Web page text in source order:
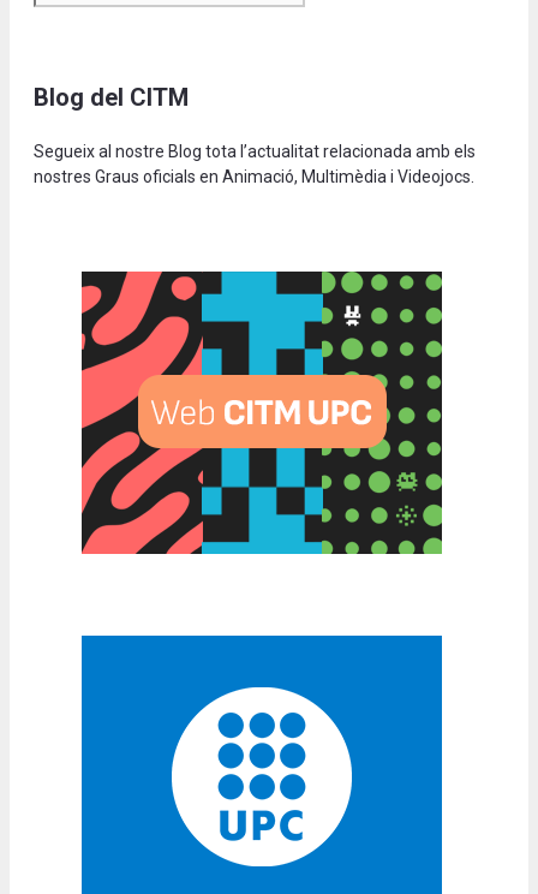
Blog del CITM
Segueix al nostre Blog tota l’actualitat relacionada amb els
nostres Graus oficials en Animació, Multimèdia i Videojocs.